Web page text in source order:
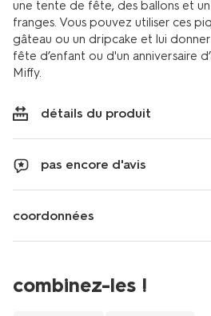
une tente de fête, des ballons et
franges. Vous pouvez utiliser ces
gâteau ou un dripcake et lui
fête d’enfant ou d'un anniversaire
Miffy.
détails du produit
pas encore d'avis
coordonnées
combinez-les !